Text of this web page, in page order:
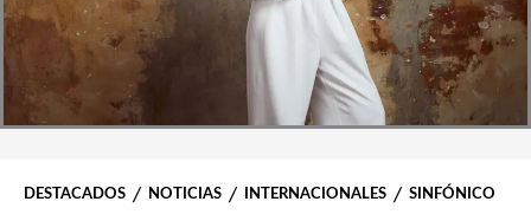
DESTACADOS NOTICIAS INTERNACIONALES SINFÓNICO